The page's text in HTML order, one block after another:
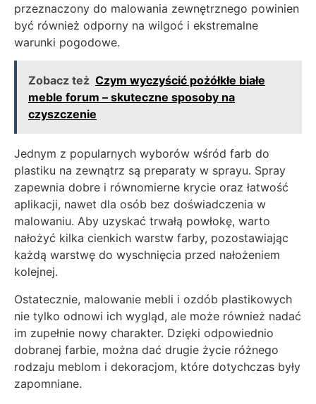
przeznaczony do malowania zewnętrznego powinien
być również odporny na wilgoć i ekstremalne
warunki pogodowe.
Zobacz też Czym wyczyścić pożółkłe białe
meble forum – skuteczne sposoby na
czyszczenie
Jednym z popularnych wyborów wśród farb do
plastiku na zewnątrz są preparaty w sprayu. Spray
zapewnia dobre i równomierne krycie oraz łatwość
aplikacji, nawet dla osób bez doświadczenia w
malowaniu. Aby uzyskać trwałą powłokę, warto
nałożyć kilka cienkich warstw farby, pozostawiając
każdą warstwę do wyschnięcia przed nałożeniem
kolejnej.
Ostatecznie, malowanie mebli i ozdób plastikowych
nie tylko odnowi ich wygląd, ale może również nadać
im zupełnie nowy charakter. Dzięki odpowiednio
dobranej farbie, można dać drugie życie różnego
rodzaju meblom i dekoracjom, które dotychczas były
zapomniane.